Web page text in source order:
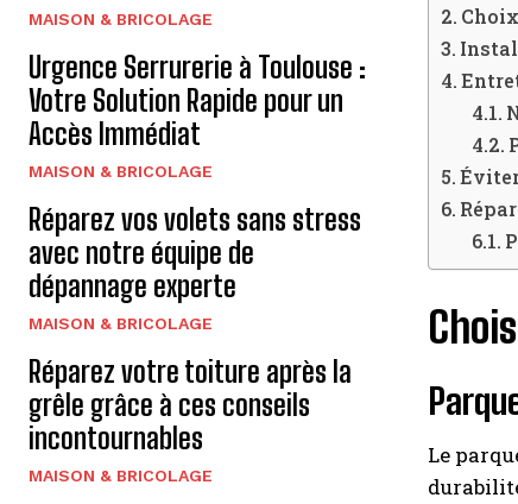
MAISON & BRICOLAGE
Urgence Serrurerie à Toulouse :
Votre Solution Rapide pour un
Accès Immédiat
MAISON & BRICOLAGE
Réparez vos volets sans stress
avec notre équipe de
dépannage experte
MAISON & BRICOLAGE
Réparez votre toiture après la
grêle grâce à ces conseils
incontournables
MAISON & BRICOLAGE
Le